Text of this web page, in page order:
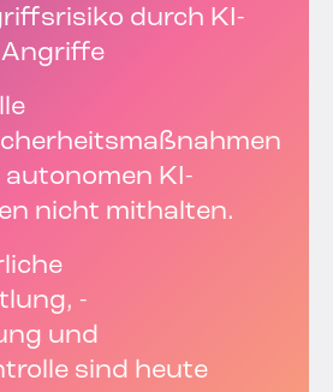
durch KI-
KI-
nicht mithalten.
-
und
sind heute